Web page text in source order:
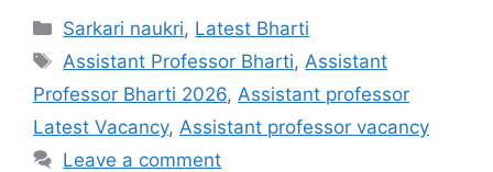
Categories
Sarkari naukri, Latest Bharti
Tags
Assistant Professor Bharti, Assistant
Professor Bharti 2026, Assistant professor
Latest Vacancy, Assistant professor vacancy
Leave a comment